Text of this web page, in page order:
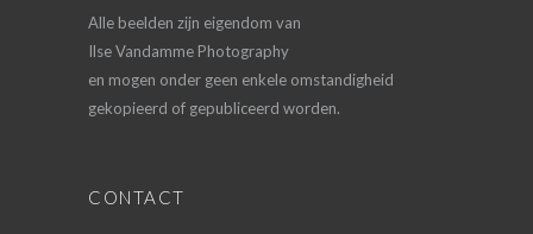
Alle beelden zijn eigendom van
Ilse Vandamme Photography
en mogen onder geen enkele omstandigheid
gekopieerd of gepubliceerd worden.
CONTACT